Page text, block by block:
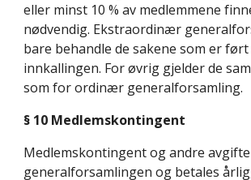
eller minst 10 % av medlemmene
nødvendig. Ekstraordinær
bare behandle de sakene som er
innkallingen. For øvrig gjelder de
som for ordinær generalforsamling.
§ 10 Medlemskontingent
Medlemskontingent og andre
generalforsamlingen og betales